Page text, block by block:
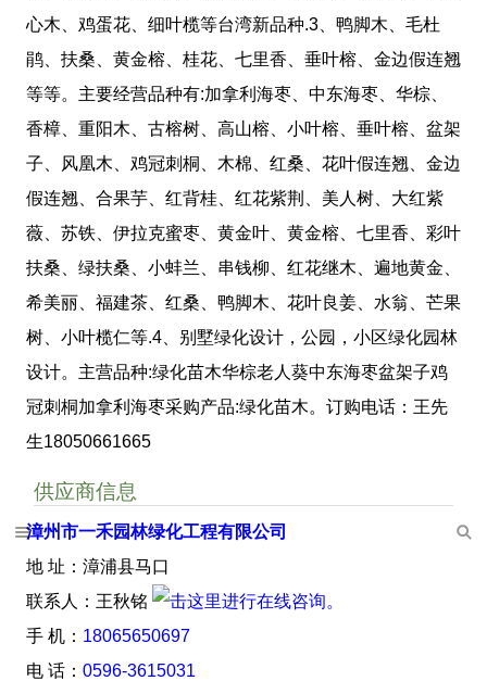
心木、鸡蛋花、细叶榄等台湾新品种.3、鸭脚木、毛杜
鹃、扶桑、黄金榕、桂花、七里香、垂叶榕、金边假连翘
等等。主要经营品种有:加拿利海枣、中东海枣、华棕、
香樟、重阳木、古榕树、高山榕、小叶榕、垂叶榕、盆架
子、风凰木、鸡冠刺桐、木棉、红桑、花叶假连翘、金边
假连翘、合果芋、红背桂、红花紫荆、美人树、大红紫
薇、苏铁、伊拉克蜜枣、黄金叶、黄金榕、七里香、彩叶
扶桑、绿扶桑、小蚌兰、串钱柳、红花继木、遍地黄金、
希美丽、福建茶、红桑、鸭脚木、花叶良姜、水翁、芒果
树、小叶榄仁等.4、别墅绿化设计，公园，小区绿化园林
设计。主营品种:绿化苗木华棕老人葵中东海枣盆架子鸡
冠刺桐加拿利海枣采购产品:绿化苗木。订购电话：王先
生18050661665
供应商信息
漳州市一禾园林绿化工程有限公司
地 址：漳浦县马口
联系人：王秋铭
手 机： 18065650697
电 话： 0596-3615031